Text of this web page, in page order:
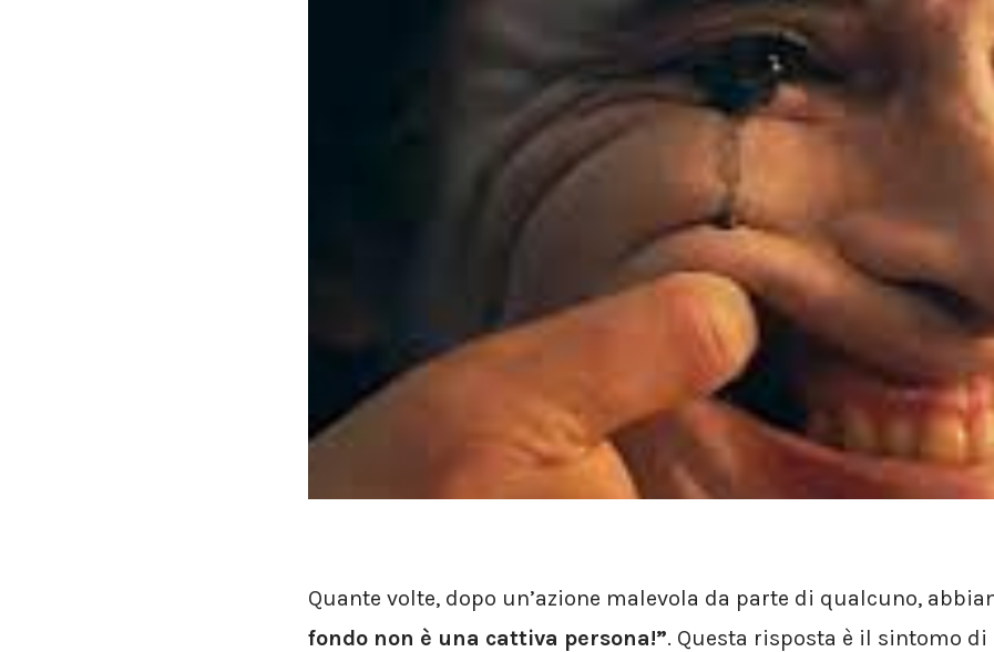
Quante volte, dopo un’azione malevola da parte di qualcuno,
fondo non è una cattiva persona!”. Questa risposta è il sintomo